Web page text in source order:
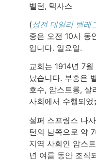
벨턴, 텍사스
(성전 데일리 텔레
중은 오전 10시 동
입니다. 일요일.
교회는 1914년 7
났습니다. 부흥은
호수, 암스트롱, 살
사회에서 수행되었
설퍼 스프링스 나
턴의 남쪽으로 약
지역 사회인 암스
년 여름 동안 조직